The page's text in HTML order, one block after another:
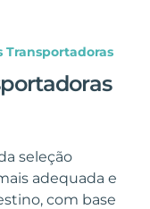
Transportadoras
seleção
adequada e
com base